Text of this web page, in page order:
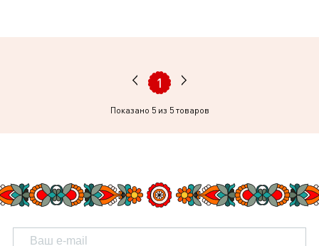
1
Показано 5из 5 товаров